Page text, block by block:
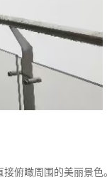
俯瞰周围的美丽景色